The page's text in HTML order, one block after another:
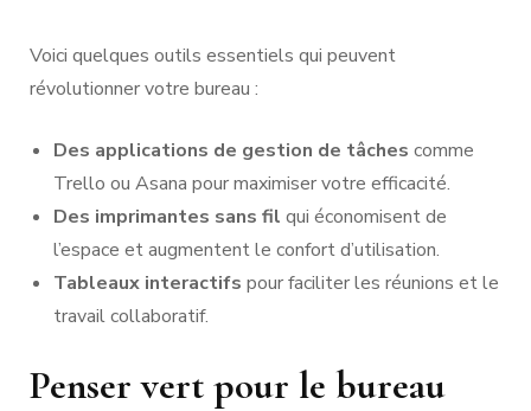
Voici quelques outils essentiels qui peuvent
révolutionner votre bureau :
Des applications de gestion de tâches comme
Trello ou Asana pour maximiser votre efficacité.
Des imprimantes sans fil qui économisent de
l’espace et augmentent le confort d’utilisation.
Tableaux interactifs pour faciliter les réunions et le
travail collaboratif.
Penser vert pour le bureau